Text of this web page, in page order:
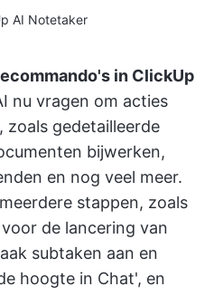
AI Notetaker
in ClickUp
nu vragen om acties
gedetailleerde
bijwerken,
en nog veel meer.
stappen, zoals
de lancering van
subtaken aan en
hoogte in Chat', en